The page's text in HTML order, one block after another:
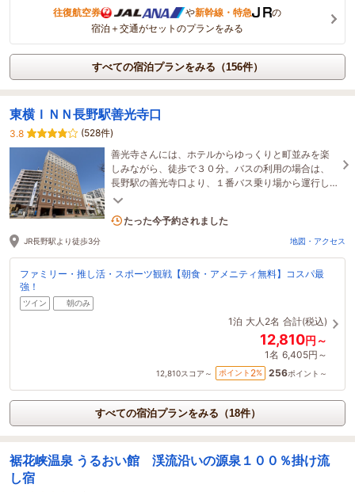
往復航空券 や新幹線・特急
の
宿泊＋交通がセットのプランをみる
すべての宿泊プランをみる（156件）
東横ＩＮＮ長野駅善光寺口
3.8
(528件)
善光寺さんには、ホテルからゆっくりと町並みを楽
しみながら、徒歩で３０分。バスの利用の場合は、
長野駅の善光寺口より、１番バス乗り場から運行し
ています。
4名がこの宿を見ています
JR長野駅より徒歩3分 地図・アクセス
ファミリー・推し活・スポーツ観戦【朝食・アメニティ無料】コスパ最
強！
ツイン 朝のみ
1泊 大人2名 合計(税込)
12,810円～
1名 6,405円～
12,810スコア～ ポイント 2% 256ポイント～
すべての宿泊プランをみる（18件）
裾花峡温泉 うるおい館 渓流沿いの源泉１００％掛け流
し宿